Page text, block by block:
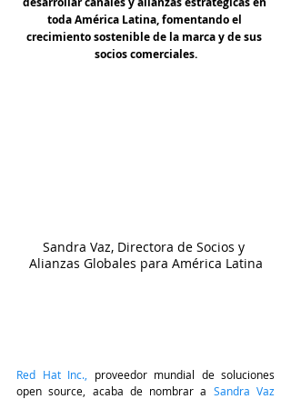
toda América Latina, fomentando el
crecimiento sostenible de la marca y de sus
socios comerciales.
Sandra Vaz, Directora de Socios y
Alianzas Globales para América Latina
Red Hat Inc.
proveedor mundial de soluciones
open source, acaba de nombrar a Sandra Vaz